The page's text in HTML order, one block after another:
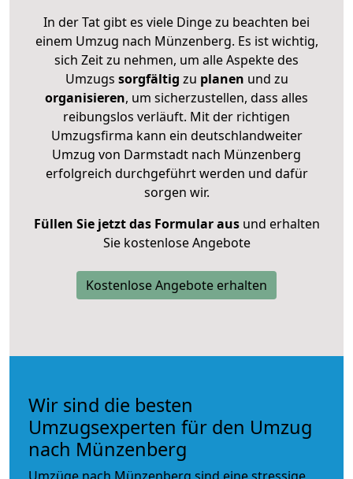
In der Tat gibt es viele Dinge zu beachten bei
einem Umzug nach Münzenberg. Es ist wichtig,
sich Zeit zu nehmen, um alle Aspekte des
Umzugs sorgfältig zu planen und zu
organisieren, um sicherzustellen, dass alles
reibungslos verläuft. Mit der richtigen
Umzugsfirma kann ein deutschlandweiter
Umzug von Darmstadt nach Münzenberg
erfolgreich durchgeführt werden und dafür
sorgen wir.
Füllen Sie jetzt das Formular ausund erhalten
Sie kostenlose Angebote
Kostenlose Angebote erhalten
Wir sind die besten
Umzugsexperten für den Umzug
nach Münzenberg